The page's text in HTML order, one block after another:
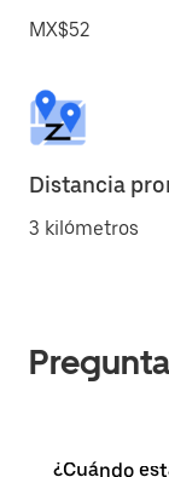
MX$52
Distancia
3 kilómetros
¿Cuándo